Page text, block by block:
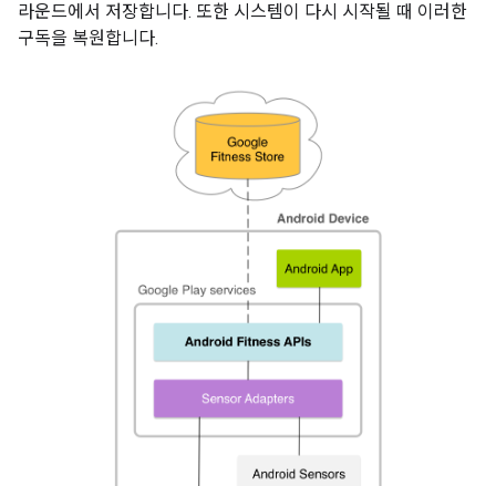
라운드에서 저장합니다. 또한 시스템이 다시 시작될 때 이러한
구독을 복원합니다.